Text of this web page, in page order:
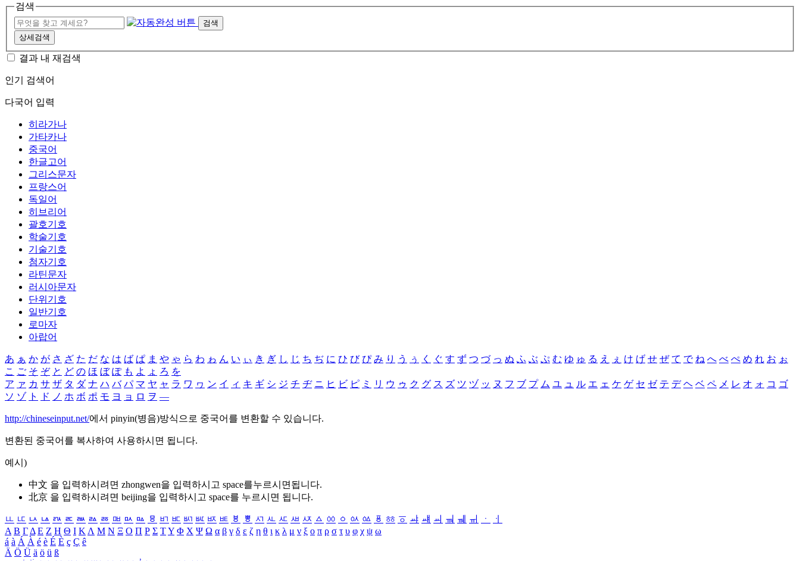
검색
검색
상세검색
결과 내 재검색
인기 검색어
다국어 입력
히라가나
가타카나
중국어
한글고어
그리스문자
프랑스어
독일어
히브리어
괄호기호
학술기호
기술기호
첨자기호
라틴문자
러시아문자
단위기호
일반기호
로마자
아랍어
あ ぁ か が さ ざ た だ な は ば ぱ ま や ゃ ら わ ゎ ん い ぃ き ぎ し じ ち ぢ に ひ び ぴ み り う ぅ く ぐ す ず つ づ っ ぬ ふ ぶ ぷ む ゆ ゅ る え ぇ け げ せ ぜ て で ね へ べ ぺ め れ お ぉ
こ ご そ ぞ と ど の ほ ぼ ぽ も よ ょ ろ を
ア ァ カ サ ザ タ ダ ナ ハ バ パ マ ヤ ャ ラ ワ ヮ ン イ ィ キ ギ シ ジ チ ヂ ニ ヒ ビ ピ ミ リ ウ ゥ ク グ ス ズ ツ ヅ ッ ヌ フ ブ プ ム ユ ュ ル エ ェ ケ ゲ セ ゼ テ デ ヘ ベ ペ メ レ オ ォ コ ゴ
ソ ゾ ト ド ノ ホ ボ ポ モ ヨ ョ ロ ヲ ―
http://chineseinput.net/에서 pinyin(병음)방식으로 중국어를 변환할 수 있습니다.
변환된 중국어를 복사하여 사용하시면 됩니다.
예시)
中文 을 입력하시려면 zhongwen을 입력하시고 space를누르시면됩니다.
北京 을 입력하시려면 beijing을 입력하시고 space를 누르시면 됩니다.
ㅥ ㅦ ㅧ ㅨ ㅩ ㅪ ㅫ ㅬ ㅭ ㅮ ㅯ ㅰ ㅱ ㅲ ㅳ ㅴ ㅵ ㅶ ㅷ ㅸ ㅹ ㅺ ㅻ ㅼ ㅽ ㅾ ㅿ ㆀ ㆁ ㆂ ㆃ ㆄ ㆅ ㆆ ㆇ ㆈ ㆉ ㆊ ㆋ ㆌ ㆍ
ㆎ
Α Β ΓΔ Ε Ζ Η Θ Ι ΚΛ Μ Ν Ξ Ο Π Ρ Σ ΤΥ Φ Χ Ψ Ω α β γ δ ε ζ η θ ι κ λ μ ν ξ ο π ρ σ τ υ φ χ ψ ω
á à Á À é è É È ç Ç ê
Ä Ö Ü ä ö ü ß